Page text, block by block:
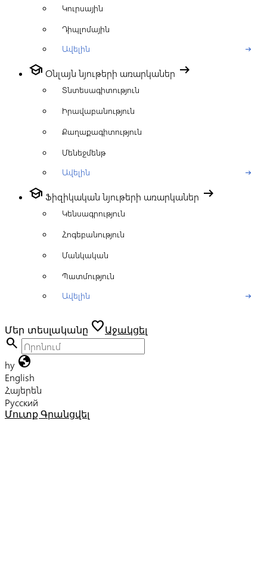
Կուրսային
Դիպլոմային
Ավելին
arrow_right_alt
school Օնլայն նյութերի առարկաներ arrow_right_alt
Տնտեսագիտություն
Իրավաբանություն
Քաղաքագիտություն
Մենեջմենթ
Ավելին
arrow_right_alt
school Ֆիզիկական նյութերի առարկաներ arrow_right_alt
Կենսագրություն
Հոգեբանություն
Մանկական
Պատմություն
Ավելին
arrow_right_alt
Մեր տեսլականը favoriteԱջակցել
search
hy globe
English
Հայերեն
Русский
Մուտք Գրանցվել